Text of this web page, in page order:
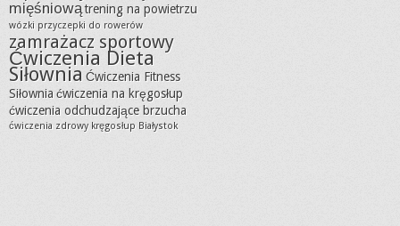
mięśniowątrening na powietrzu
wózki przyczepki do rowerów
zamrażacz sportowy
Ćwiczenia Dieta
SiłowniaĆwiczenia Fitness
Siłowniaćwiczenia na kręgosłup
ćwiczenia odchudzające brzucha
ćwiczenia zdrowy kręgosłup Białystok